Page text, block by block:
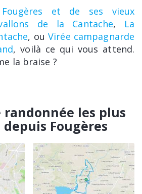
et de ses vieux
de la Cantache, La
, ouVirée campagnarde
, voilà ce qui vous attend.
la braise ?
randonnée les plus
Fougères